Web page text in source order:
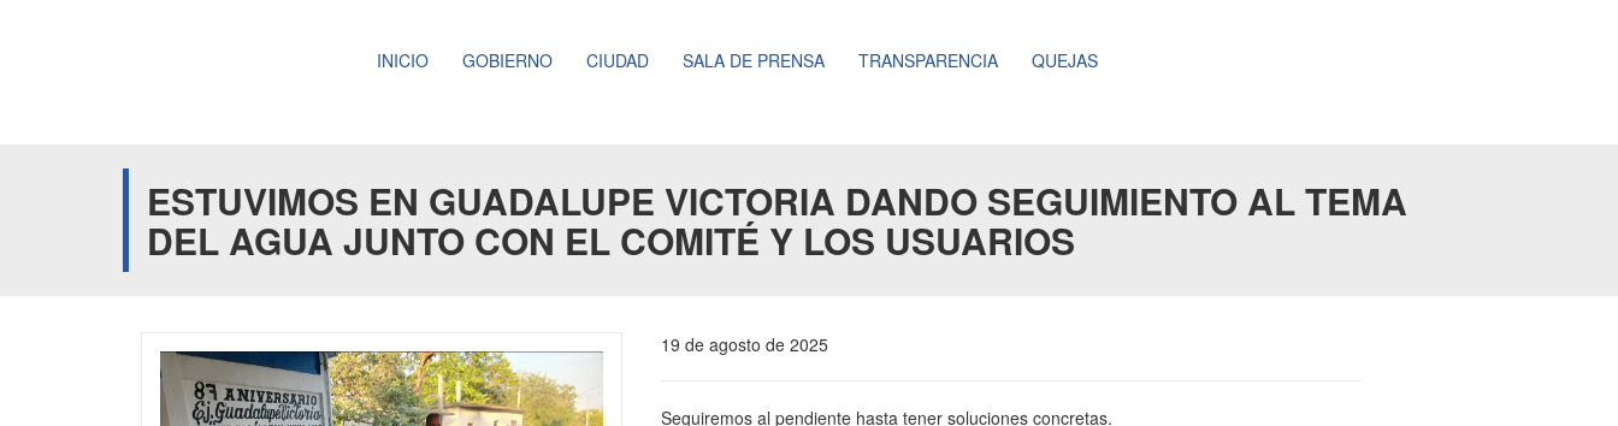
INICIO GOBIERNO CIUDAD SALA DE PRENSA TRANSPARENCIA QUEJAS
ESTUVIMOS EN GUADALUPE VICTORIA DANDO SEGUIMIENTO AL TEMA
DEL AGUA JUNTO CON EL COMITÉ Y LOS USUARIOS
19 de agosto de 2025
Seguiremos al pendiente hasta tener soluciones concretas.